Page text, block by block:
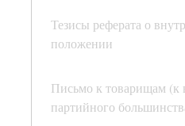
Тезисы реферата о
положении
Письмо к товарищам (к
партийного